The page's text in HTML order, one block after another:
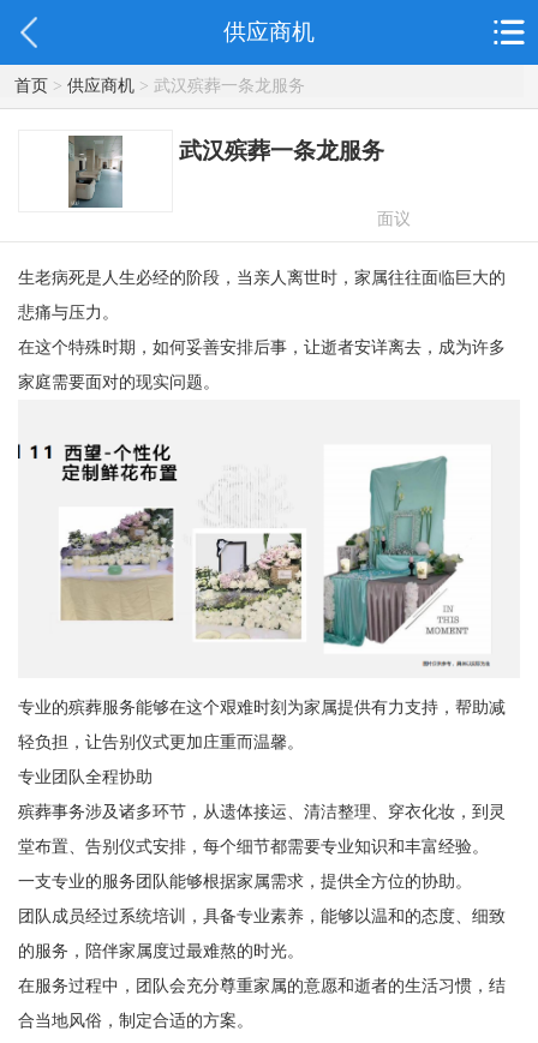
供应商机
首页> 供应商机> 武汉殡葬一条龙服务
武汉殡葬一条龙服务
面议
生老病死是人生必经的阶段，当亲人离世时，家属往往面临巨大的
悲痛与压力。
在这个特殊时期，如何妥善安排后事，让逝者安详离去，成为许多
家庭需要面对的现实问题。
专业的殡葬服务能够在这个艰难时刻为家属提供有力支持，帮助减
轻负担，让告别仪式更加庄重而温馨。
专业团队全程协助
殡葬事务涉及诸多环节，从遗体接运、清洁整理、穿衣化妆，到灵
堂布置、告别仪式安排，每个细节都需要专业知识和丰富经验。
一支专业的服务团队能够根据家属需求，提供全方位的协助。
团队成员经过系统培训，具备专业素养，能够以温和的态度、细致
的服务，陪伴家属度过最难熬的时光。
在服务过程中，团队会充分尊重家属的意愿和逝者的生活习惯，结
合当地风俗，制定合适的方案。